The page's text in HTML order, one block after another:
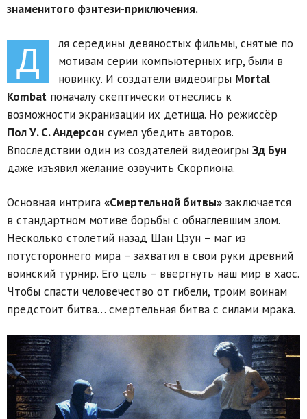
знаменитого фэнтези-приключения.
Д
ля середины девяностых фильмы, снятые по
мотивам серии компьютерных игр, были в
новинку. И создатели видеоигры Mortal
Kombat поначалу скептически отнеслись к
возможности экранизации их детища. Но режиссёр
Пол У. С. Андерсон сумел убедить авторов.
Впоследствии один из создателей видеоигры Эд Бун
даже изъявил желание озвучить Скорпиона.
Основная интрига «Смертельной битвы» заключается
в стандартном мотиве борьбы с обнаглевшим злом.
Несколько столетий назад Шан Цзун – маг из
потустороннего мира – захватил в свои руки древний
воинский турнир. Его цель – ввергнуть наш мир в хаос.
Чтобы спасти человечество от гибели, троим воинам
предстоит битва… смертельная битва с силами мрака.